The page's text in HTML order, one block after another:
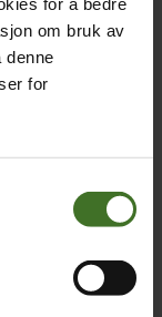
om bruk av
denne
for